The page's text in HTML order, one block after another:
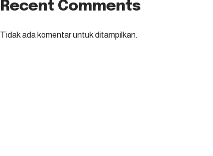
Recent Comments
Tidak ada komentar untuk ditampilkan.